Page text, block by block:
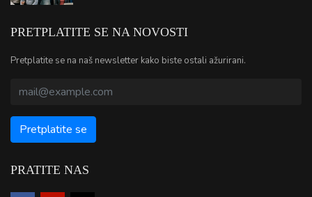
PRETPLATITE SE NA NOVOSTI
Pretplatite se na naš newsletter kako biste ostali ažurirani.
PRATITE NAS